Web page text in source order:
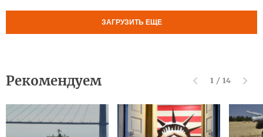
ЗАГРУЗИТЬ ЕЩЕ
Рекомендуем 1 / 14